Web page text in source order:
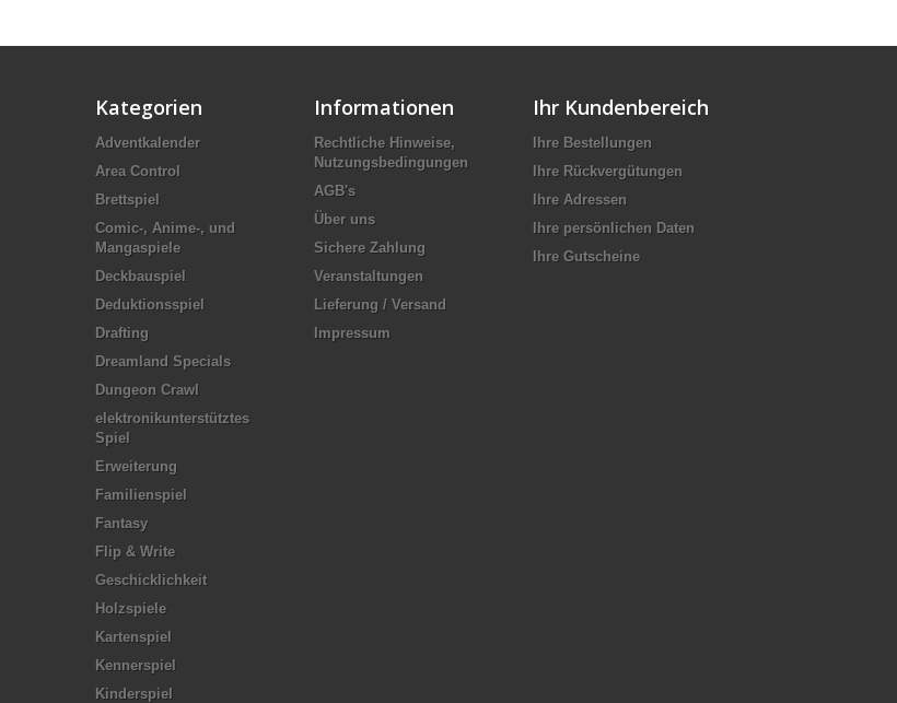
Kategorien
Adventkalender
Area Control
Brettspiel
Comic-, Anime-, und
Mangaspiele
Deckbauspiel
Deduktionsspiel
Drafting
Dreamland Specials
Dungeon Crawl
elektronikunterstütztes
Spiel
Erweiterung
Familienspiel
Fantasy
Flip & Write
Geschicklichkeit
Holzspiele
Kartenspiel
Kennerspiel
Kinderspiel
Informationen
Rechtliche Hinweise,
Nutzungsbedingungen
AGB's
Über uns
Sichere Zahlung
Veranstaltungen
Lieferung / Versand
Impressum
Ihr Kundenbereich
Ihre Bestellungen
Ihre Rückvergütungen
Ihre Adressen
Ihre persönlichen Daten
Ihre Gutscheine